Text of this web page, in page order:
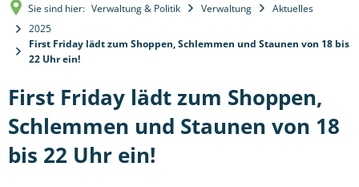
Sie sind hier: Verwaltung & Politik Verwaltung
Aktuelles
2025
First Friday lädt zum Shoppen, Schlemmen und Staunen von 18 bis
22 Uhr ein!
First Friday lädt zum Shoppen,
Schlemmen und Staunen von 18
bis 22 Uhr ein!